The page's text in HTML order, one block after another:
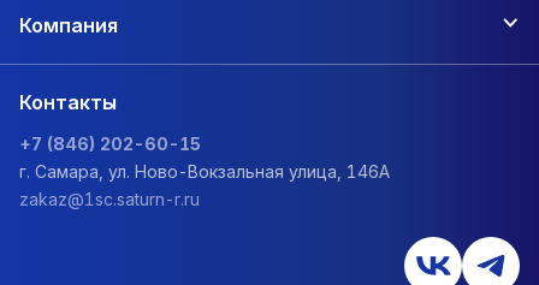
Компания
Контакты
+7 (846) 202-60-15
г. Самара, ул. Ново-Вокзальная улица, 146А
zakaz@1sc.saturn-r.ru